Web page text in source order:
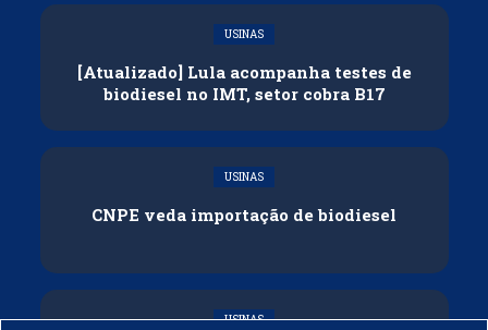
USINAS
[Atualizado] Lula acompanha testes de
biodiesel no IMT, setor cobra B17
USINAS
CNPE veda importação de biodiesel
USINAS